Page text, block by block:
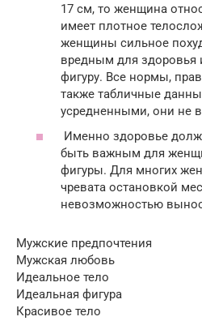
17 см, то женщина
имеет плотное
женщины сильное
вредным для здоровья
фигуру. Все нормы,
также табличные
усредненными, они не
Именно здоровье
быть важным для
фигуры. Для многих
чревата остановкой
невозможностью
Мужские предпочтения
Мужская любовь
Идеальное тело
Идеальная фигура
Красивое тело